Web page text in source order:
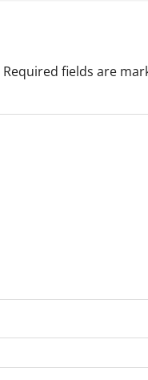
Required fields are